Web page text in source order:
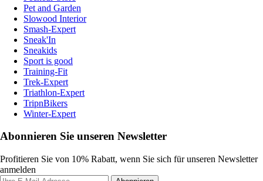
Pet and Garden
Slowood Interior
Smash-Expert
Sneak'In
Sneakids
Sport is good
Training-Fit
Trek-Expert
Triathlon-Expert
TripnBikers
Winter-Expert
Abonnieren Sie unseren Newsletter
Profitieren Sie von 10% Rabatt, wenn Sie sich für unseren Newsletter
anmelden